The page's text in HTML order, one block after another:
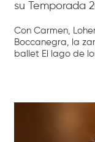
su Temporada
Con Carmen,
Boccanegra, la
ballet El lago de